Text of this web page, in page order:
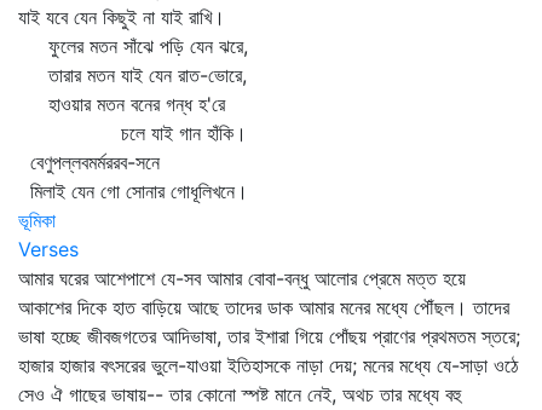
যাই যবে যেন কিছুই না যাই রাখি।
ফুলের মতন সাঁঝে পড়ি যেন ঝরে,
তারার মতন যাই যেন রাত-ভোরে,
হাওয়ার মতন বনের গন্ধ হ'রে
চলে যাই গান হাঁকি।
বেণুপল্লবমর্মররব-সনে
মিলাই যেন গো সোনার গোধূলিখনে।
ভূমিকা
Verses
আমার ঘরের আশেপাশে যে-সব আমার বোবা-বন্ধু আলোর প্রেমে মত্ত হয়ে
আকাশের দিকে হাত বাড়িয়ে আছে তাদের ডাক আমার মনের মধ্যে পৌঁছল। তাদের
ভাষা হচ্ছে জীবজগতের আদিভাষা, তার ইশারা গিয়ে পোঁছয় প্রাণের প্রথমতম স্তরে;
হাজার হাজার বৎসরের ভুলে-যাওয়া ইতিহাসকে নাড়া দেয়; মনের মধ্যে যে-সাড়া ওঠে
সেও ঐ গাছের ভাষায়-- তার কোনো স্পষ্ট মানে নেই, অথচ তার মধ্যে বহু